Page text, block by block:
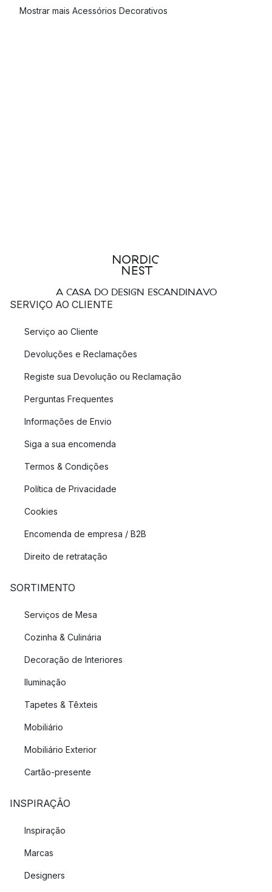
Mostrar mais Acessórios Decorativos
A CASA DO DESIGN ESCANDINAVO
SERVIÇO AO CLIENTE
Serviço ao Cliente
Devoluções e Reclamações
Registe sua Devolução ou Reclamação
Perguntas Frequentes
Informações de Envio
Siga a sua encomenda
Termos & Condições
Política de Privacidade
Cookies
Encomenda de empresa / B2B
Direito de retratação
SORTIMENTO
Serviços de Mesa
Cozinha & Culinária
Decoração de Interiores
Iluminação
Tapetes & Têxteis
Mobiliário
Mobiliário Exterior
Cartão-presente
INSPIRAÇÃO
Inspiração
Marcas
Designers